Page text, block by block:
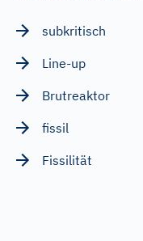
subkritisch
Line-up
Brutreaktor
fissil
Fissilität